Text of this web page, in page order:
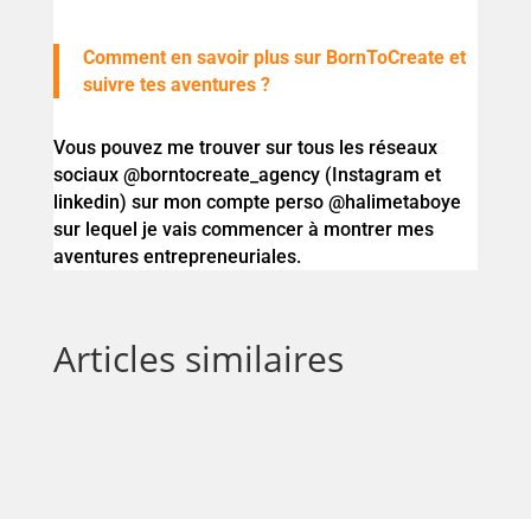
Comment en savoir plus sur BornToCreate et
suivre tes aventures ?
Vous pouvez me trouver sur tous les réseaux
sociaux @borntocreate_agency (Instagram et
linkedin) sur mon compte perso @halimetaboye
sur lequel je vais commencer à montrer mes
aventures entrepreneuriales.
Articles similaires